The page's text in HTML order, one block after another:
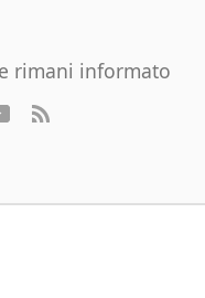
rimani informato